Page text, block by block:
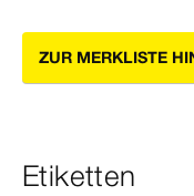
ZUR MERKLISTE
Etiketten